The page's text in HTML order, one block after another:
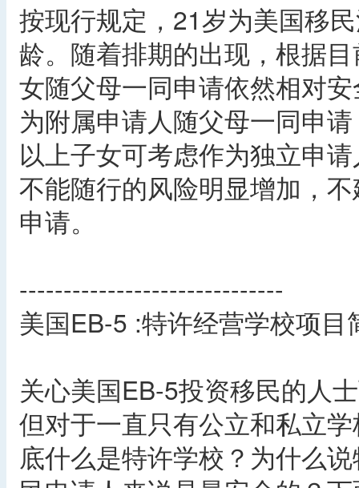
按现行规定，21岁为美国移
龄。随着排期的出现，根据
女随父母一同申请依然相对
为附属申请人随父母一同申
以上子女可考虑作为独立申
不能随行的风险明显增加，
申请。
------------------------------
美国EB-5 :特许经营学校项目
关心美国EB-5投资移民的人
但对于一直只有公立和私立
底什么是特许学校？为什么